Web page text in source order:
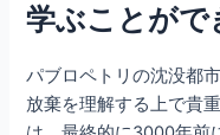
学ぶことがで
パブロペトリの沈没都
放棄を理解する上で貴